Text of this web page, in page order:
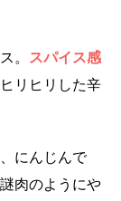
。 スパイス感
リヒリした辛
にんじんで
肉のようにや